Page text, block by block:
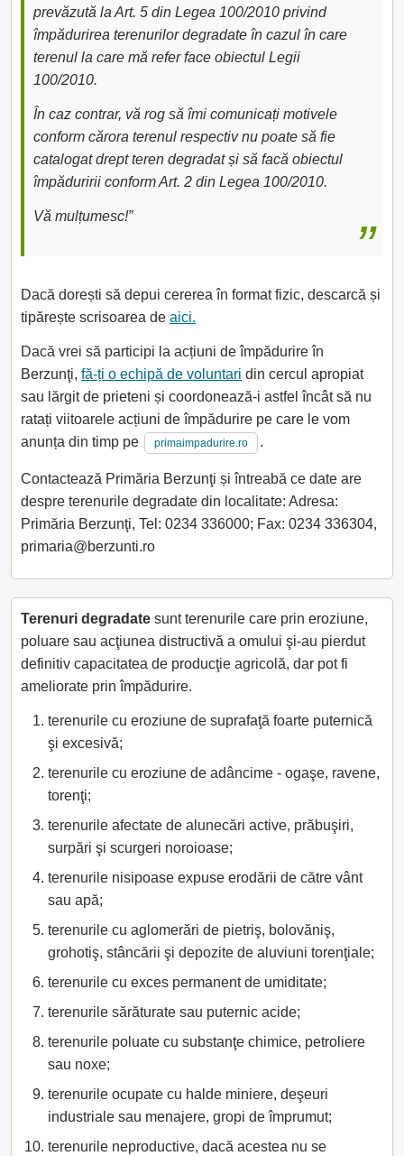
prevăzută la Art. 5 din Legea 100/2010 privind
împădurirea terenurilor degradate în cazul în care
terenul la care mă refer face obiectul Legii
100/2010.
În caz contrar, vă rog să îmi comunicați motivele
conform cărora terenul respectiv nu poate să fie
catalogat drept teren degradat și să facă obiectul
împăduririi conform Art. 2 din Legea 100/2010.
Vă mulțumesc!”
Dacă dorești să depui cererea în format fizic, descarcă și
tipărește scrisoarea de aici.
Dacă vrei să participi la acțiuni de împădurire în
Berzunţi, fă-ți o echipă de voluntari din cercul apropiat
sau lărgit de prieteni și coordonează-i astfel încât să nu
ratați viitoarele acțiuni de împădurire pe care le vom
anunța din timp pe
primaimpadurire.ro .
Contactează Primăria Berzunţi și întreabă ce date are
despre terenurile degradate din localitate: Adresa:
Primăria Berzunţi, Tel: 0234 336000; Fax: 0234 336304,
primaria@berzunti.ro
Terenuri degradate sunt terenurile care prin eroziune,
poluare sau acţiunea distructivă a omului şi-au pierdut
definitiv capacitatea de producţie agricolă, dar pot fi
ameliorate prin împădurire.
terenurile cu eroziune de suprafaţă foarte puternică
şi excesivă;
terenurile cu eroziune de adâncime - ogaşe, ravene,
torenţi;
terenurile afectate de alunecări active, prăbuşiri,
surpări şi scurgeri noroioase;
terenurile nisipoase expuse erodării de către vânt
sau apă;
terenurile cu aglomerări de pietriş, bolovăniş,
grohotiş, stâncării şi depozite de aluviuni torenţiale;
terenurile cu exces permanent de umiditate;
terenurile sărăturate sau puternic acide;
terenurile poluate cu substanţe chimice, petroliere
sau noxe;
terenurile ocupate cu halde miniere, deşeuri
industriale sau menajere, gropi de împrumut;
terenurile neproductive, dacă acestea nu se